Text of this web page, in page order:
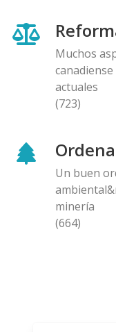
Muchos
actuales
(723)
Un buen
minería
(664)